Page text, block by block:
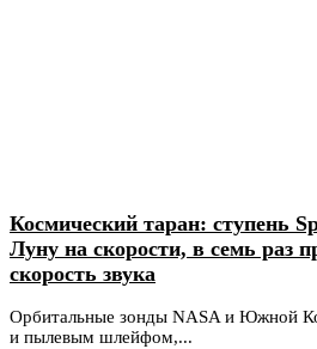
Космический таран: ступень
Луну на скорости, в семь раз
скорость звука
Орбитальные зонды NASA и Южной
и пылевым шлейфом,...